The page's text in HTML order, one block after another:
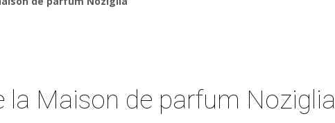
la Maison de parfum Noziglia